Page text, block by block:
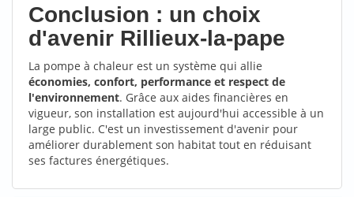
Conclusion : un choix
d'avenir Rillieux-la-pape
La pompe à chaleur est un système qui allie
économies, confort, performance et respect de
l'environnement. Grâce aux aides financières en
vigueur, son installation est aujourd'hui accessible à un
large public. C'est un investissement d'avenir pour
améliorer durablement son habitat tout en réduisant
ses factures énergétiques.